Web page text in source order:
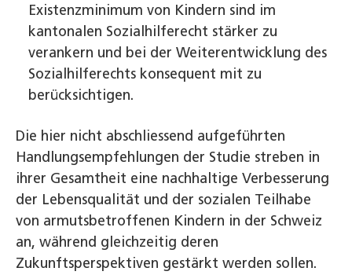
Existenzminimum von Kindern sind im
kantonalen Sozialhilferecht stärker zu
verankern und bei der Weiterentwicklung des
Sozialhilferechts konsequent mit zu
berücksichtigen.
Die hier nicht abschliessend aufgeführten
Handlungsempfehlungen der Studie streben in
ihrer Gesamtheit eine nachhaltige Verbesserung
der Lebensqualität und der sozialen Teilhabe
von armutsbetroffenen Kindern in der Schweiz
an, während gleichzeitig deren
Zukunftsperspektiven gestärkt werden sollen.